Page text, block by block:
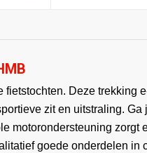
fietstochten. Deze trekking
zit en uitstraling. Ga
motorondersteuning zorgt
goede onderdelen in